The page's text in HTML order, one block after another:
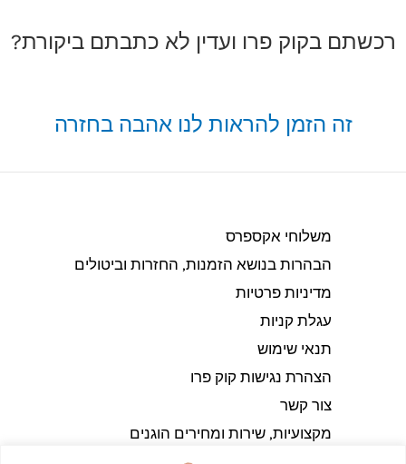
רכשתם בקוק פרו ועדין לא כתבתם ביקורת?
זה הזמן להראות לנו אהבה בחזרה
משלוחי אקספרס
הבהרות בנושא הזמנות, החזרות וביטולים​
מדיניות פרטיות
עגלת קניות
תנאי שימוש
הצהרת נגישות קוק פרו
צור קשר
מקצועיות, שירות ומחירים הוגנים